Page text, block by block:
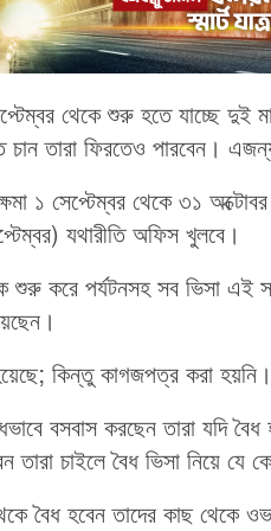
থেকে শুরু হতে যাচ্ছে দুই
চান তারা ফিরতেও পারবেন।
১ সেপ্টেম্বর থেকে ৩১
যথারীতি অফিস খুলবে।
শুরু করে পর্যটনসহ সব ভিসা
কিন্তু কাগজপত্র করা
বসবাস করছেন তারা যদি
তারা চাইলে বৈধ ভিসা নিয়ে
বৈধ হবেন তাদের কাছ থেকে